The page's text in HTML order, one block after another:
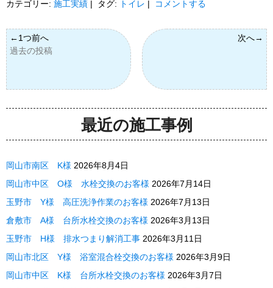
カテゴリー: 施工実績 | タグ: トイレ | コメントする
過去の投稿
最近の施工事例
岡山市南区 K様 2026年8月4日
岡山市中区 O様 水栓交換のお客様 2026年7月14日
玉野市 Y様 高圧洗浄作業のお客様 2026年7月13日
倉敷市 A様 台所水栓交換のお客様 2026年3月13日
玉野市 H様 排水つまり解消工事 2026年3月11日
岡山市北区 Y様 浴室混合栓交換のお客様 2026年3月9日
岡山市中区 K様 台所水栓交換のお客様 2026年3月7日